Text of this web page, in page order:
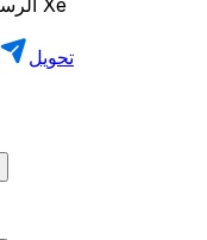
تحويل